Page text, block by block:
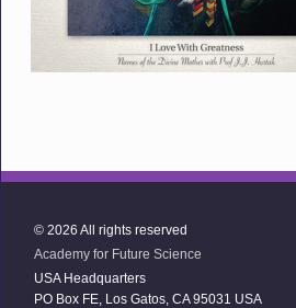
© 2026 All rights reserved
Academy for Future Science
USA Headquarters
PO Box FE, Los Gatos, CA 95031 USA